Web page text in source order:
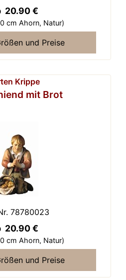
20.90 €
cm Ahorn, Natur)
und Preise
Krippe
mit Brot
78780023
20.90 €
cm Ahorn, Natur)
und Preise